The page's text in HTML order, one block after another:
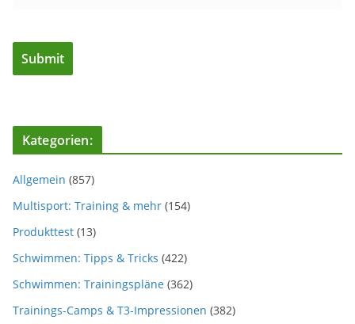
Kategorien:
Allgemein (857)
Multisport: Training & mehr (154)
Produkttest (13)
Schwimmen: Tipps & Tricks (422)
Schwimmen: Trainingspläne (362)
Trainings-Camps & T3-Impressionen (382)